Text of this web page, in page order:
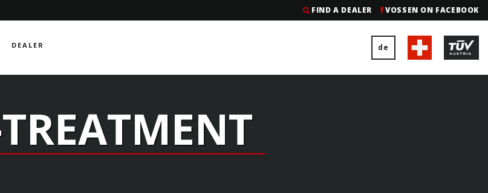
FIND A DEALER VOSSEN ON FACEBOOK
DEALER de